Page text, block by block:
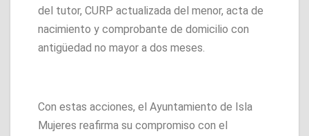
del tutor, CURP actualizada del menor, acta de
nacimiento y comprobante de domicilio con
antigüedad no mayor a dos meses.
Con estas acciones, el Ayuntamiento de Isla
Mujeres reafirma su compromiso con el